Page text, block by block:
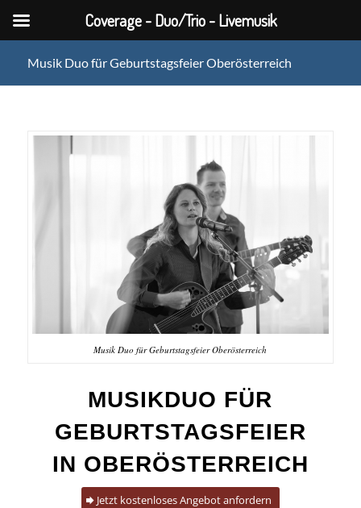
Musik Duo für Geburtstagsfeier Oberösterreich
Musik Duo für Geburtstagsfeier Oberösterreich
MUSIKDUO FÜR
GEBURTSTAGSFEIER
IN OBERÖSTERREICH
Jetzt kostenloses Angebot anfordern
Coverage - Duo/Trio - Livemusik